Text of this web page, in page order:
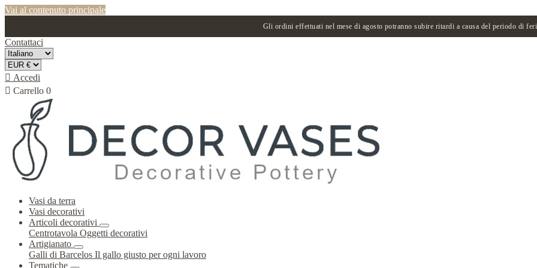
Vai al contenuto principale
Gli ordini effettuati nel mese di agosto potranno subire ritardi a causa del periodo di
Contattaci
 Accedi
 Carrello 0
Vasi da terra
Vasi decorativi
Articoli decorativi
Centrotavola Oggetti decorativi
Artigianato
Galli di Barcelos Il gallo giusto per ogni lavoro
Tematiche